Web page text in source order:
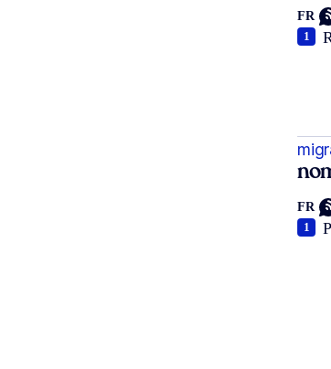
FR
1
FR
1